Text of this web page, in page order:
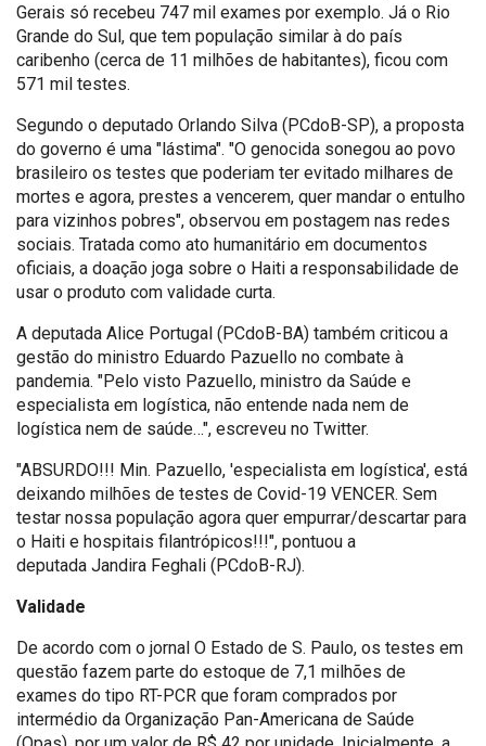
Gerais só recebeu 747 mil exames por exemplo. Já o Rio
Grande do Sul, que tem população similar à do país
caribenho (cerca de 11 milhões de habitantes), ficou com
571 mil testes.
Segundo o deputado Orlando Silva (PCdoB-SP), a proposta
do governo é uma "lástima". "O genocida sonegou ao povo
brasileiro os testes que poderiam ter evitado milhares de
mortes e agora, prestes a vencerem, quer mandar o entulho
para vizinhos pobres", observou em postagem nas redes
sociais. Tratada como ato humanitário em documentos
oficiais, a doação joga sobre o Haiti a responsabilidade de
usar o produto com validade curta.
A deputada Alice Portugal (PCdoB-BA) também criticou a
gestão do ministro Eduardo Pazuello no combate à
pandemia. "Pelo visto Pazuello, ministro da Saúde e
especialista em logística, não entende nada nem de
logística nem de saúde…", escreveu no Twitter.
"ABSURDO!!! Min. Pazuello, 'especialista em logística', está
deixando milhões de testes de Covid-19 VENCER. Sem
testar nossa população agora quer empurrar/descartar para
o Haiti e hospitais filantrópicos!!!", pontuou a
deputada Jandira Feghali (PCdoB-RJ).
Validade
De acordo com o jornal O Estado de S. Paulo, os testes em
questão fazem parte do estoque de 7,1 milhões de
exames do tipo RT-PCR que foram comprados por
intermédio da Organização Pan-Americana de Saúde